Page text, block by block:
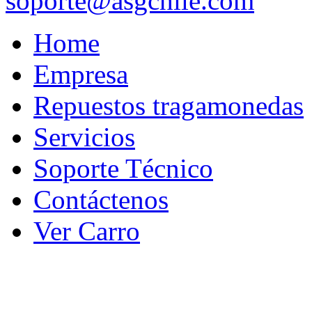
Home
Empresa
Repuestos tragamonedas
Servicios
Soporte Técnico
Contáctenos
Ver Carro